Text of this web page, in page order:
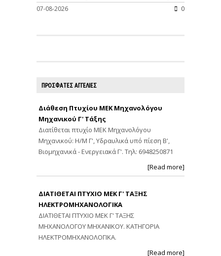
07-08-2026 0
ΠΡΟΣΦΑΤΕΣ ΑΓΓΕΛΙΕΣ
Διάθεση Πτυχίου ΜΕΚ Μηχανολόγου
Μηχανικού Γ' Τάξης
Διατίθεται πτυχίο ΜΕΚ Μηχανολόγου
Μηχανικού: Η/Μ Γ', Υδραυλικά υπό πίεση Β',
Βιομηχανικά - Ενεργειακά Γ'. Τηλ: 6948250871
[Read more]
ΔΙΑΤΙΘΕΤΑΙ ΠΤΥΧΙΟ ΜΕΚ Γ' ΤΑΞΗΣ
ΗΛΕΚΤΡΟΜΗΧΑΝΟΛΟΓΙΚΑ
ΔΙΑΤΙΘΕΤΑΙ ΠΤΥΧΙΟ ΜΕΚ Γ' ΤΑΞΗΣ
ΜΗΧΑΝΟΛΟΓΟΥ ΜΗΧΑΝΙΚΟΥ. ΚΑΤΗΓΟΡΙΑ
ΗΛΕΚΤΡΟΜΗΧΑΝΟΛΟΓΙΚΑ.
[Read more]